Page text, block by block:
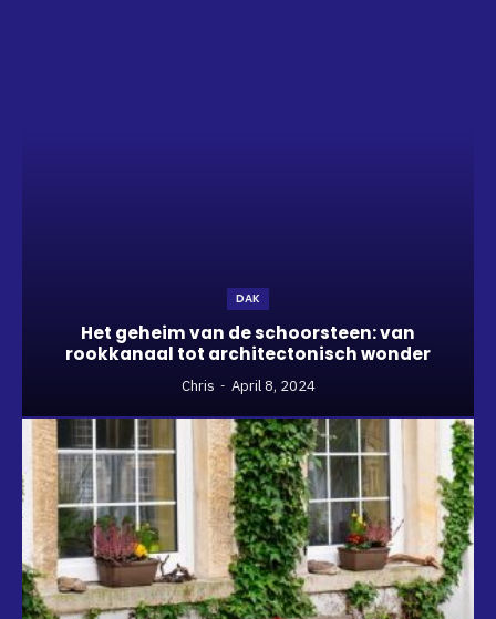
DAK
Het geheim van de schoorsteen: van
rookkanaal tot architectonisch wonder
Chris April 8, 2024